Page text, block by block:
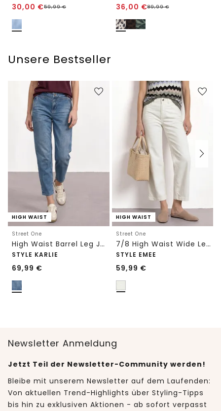
30,00 €59,99€
36,00 €89,99€
Unsere Bestseller
HIGH WAIST
Street One
High Waist Barrel Leg Jeans im Loose Fit
STYLE KARLIE
69,99 €
HIGH WAIST
Street One
7/8 High Waist Wide Leg Jeans im Loose Fit
STYLE EMEE
59,99 €
Newsletter Anmeldung
Jetzt Teil der Newsletter-Community werden!
Bleibe mit unserem Newsletter auf dem Laufenden:
Von aktuellen Trend-Highlights über Styling-Tipps
bis hin zu exklusiven Aktionen - ab sofort verpasst